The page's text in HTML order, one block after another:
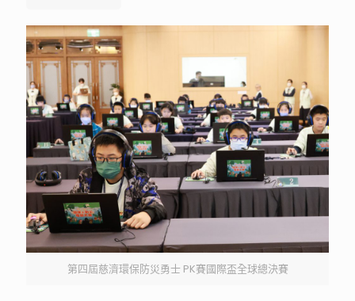
第四屆慈濟環保防災勇士 PK賽國際盃全球總決賽